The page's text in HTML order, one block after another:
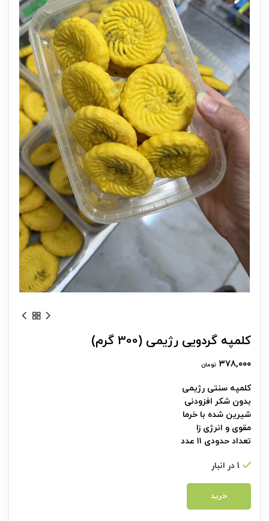
کلمپه گردویی رژیمی (300 گرم)
۳۷۸,۰۰۰ تومان
کلمپه سنتی رژیمی
بدون شکر افزودنی
شیرین شده با خرما
مقوی و انرژی زا
تعداد حدودی ۱۱ عدد
1 در انبار
خرید